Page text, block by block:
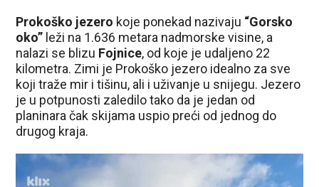
Prokoško jezero koje ponekad nazivaju “Gorsko
oko” leži na 1.636 metara nadmorske visine, a
nalazi se blizu Fojnice, od koje je udaljeno 22
kilometra. Zimi je Prokoško jezero idealno za sve
koji traže mir i tišinu, ali i uživanje u snijegu. Jezero
je u potpunosti zaledilo tako da je jedan od
planinara čak skijama uspio preći od jednog do
drugog kraja.